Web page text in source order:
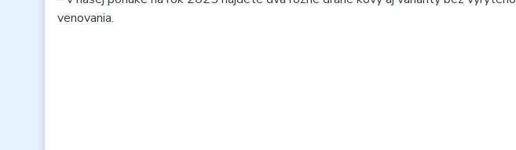
venovania.